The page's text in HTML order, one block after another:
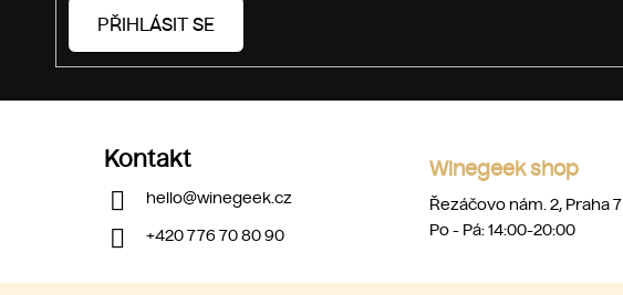
PŘIHLÁSIT SE
Kontakt
hello@winegeek.cz
+420 776 70 80 90
Winegeek shop
Řezáčovo nám. 2, Praha 7
Po - Pá: 14:00-20:00